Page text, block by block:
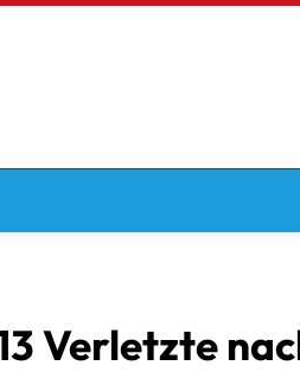
Verletzte